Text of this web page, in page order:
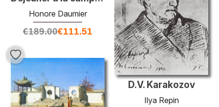
Honore Daumier
€189.00€111.51
D.V. Karakozov
Ilya Repin